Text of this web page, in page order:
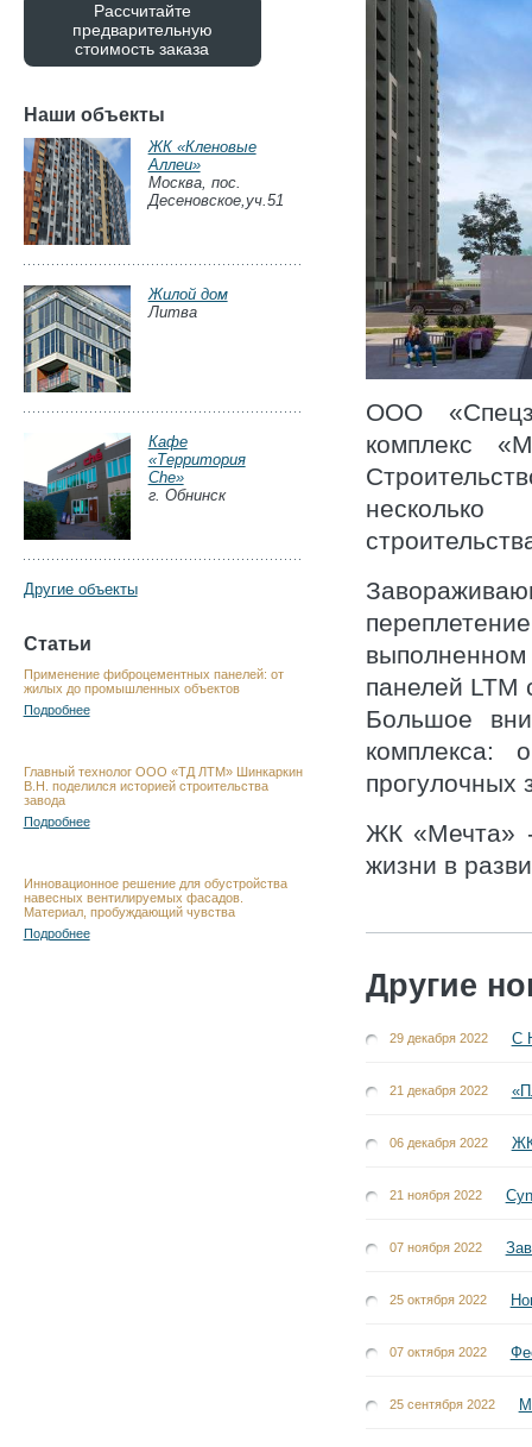
ООО
комплекс
панелей LTM
Большое
комплекса:
прогулочных
ЖК «Мечта» -
жизни в
Другие
29 декабря 2022 С
21 декабря 2022
06 декабря 2022 ЖК
21 ноября 2022
07 ноября 2022
25 октября 2022
07 октября 2022
25 сентября 2022
Рассчитайте
предварительную
стоимость заказа
Наши объекты
ЖК «Кленовые
Аллеи»
Москва, пос.
Десеновское,уч.51
Жилой дом
Литва
Кафе
«Территория
Che»
г. Обнинск
Другие объекты
Статьи
Применение фиброцементных панелей: от
жилых до промышленных объектов
Подробнее
Главный технолог ООО «ТД ЛТМ» Шинкаркин
В.Н. поделился историей строительства
завода
Подробнее
Инновационное решение для обустройства
навесных вентилируемых фасадов.
Материал, пробуждающий чувства
Подробнее